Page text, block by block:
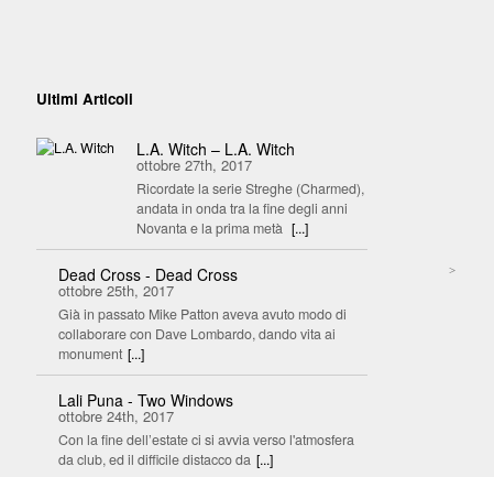
>
Ultimi Articoli
L.A. Witch – L.A. Witch
ottobre 27th, 2017
Ricordate la serie Streghe (Charmed),
andata in onda tra la fine degli anni
Novanta e la prima metà [...]
Dead Cross - Dead Cross
ottobre 25th, 2017
Già in passato Mike Patton aveva avuto modo di
collaborare con Dave Lombardo, dando vita ai
monument [...]
Lali Puna - Two Windows
ottobre 24th, 2017
Con la fine dell’estate ci si avvia verso l'atmosfera
da club, ed il difficile distacco da [...]